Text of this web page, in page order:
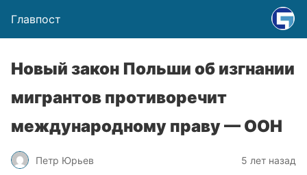
Главпост
Новый закон Польши об изгнании
мигрантов противоречит
международному праву — ООН
Петр Юрьев 5 лет назад